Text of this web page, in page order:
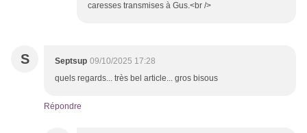
caresses transmises à Gus.<br />
S Septsup 09/10/2025 17:28
quels regards... très bel article... gros bisous
Répondre